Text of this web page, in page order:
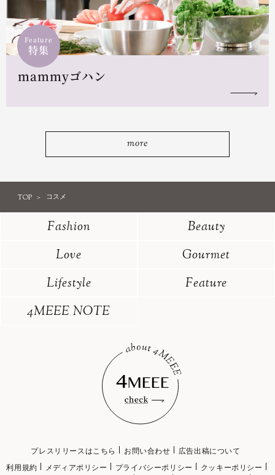
Feature
特集
mammyゴハン
more
TOP コスメ
Fashion
Beauty
Love
Gourmet
Lifestyle
Feature
4MEEE NOTE
プレスリリースはこちら お問い合わせ
広告出稿について
利用規約
メディアポリシー プライバシーポリシー クッキーポリシー